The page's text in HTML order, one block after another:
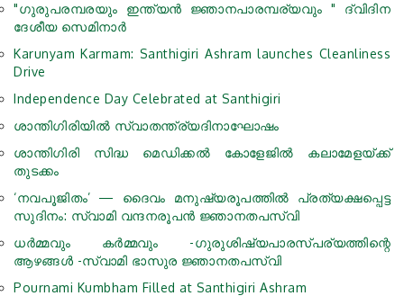
"ഗുരുപരമ്പരയും ഇന്ത്യൻ ജ്ഞാനപാരമ്പര്യവും " ദ്വിദിന
ദേശീയ സെമിനാർ
Karunyam Karmam: Santhigiri Ashram launches Cleanliness
Drive
Independence Day Celebrated at Santhigiri
ശാന്തിഗിരിയിൽ സ്വാതന്ത്ര്യദിനാഘോഷം
ശാന്തിഗിരി സിദ്ധ മെഡിക്കൽ കോളേജിൽ കലാമേളയ്ക്ക്
തുടക്കം
‘നവപൂജിതം’ — ദൈവം മനുഷ്യരൂപത്തിൽ പ്രത്യക്ഷപ്പെട്ട
സുദിനം: സ്വാമി വന്ദനരൂപൻ ജ്ഞാനതപസ്വി
ധർമ്മവും കർമ്മവും -ഗുരുശിഷ്യപാരസ്പര്യത്തിന്റെ
ആഴങ്ങൾ -സ്വാമി ഭാസുര ജ്ഞാനതപസ്വി
Pournami Kumbham Filled at Santhigiri Ashram